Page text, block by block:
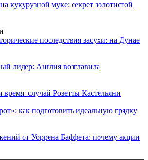
кукурузной муке: секрет золотистой
последствия засухи: на Дунае
лидер: Англия возглавила
случай Розетты Кастельяни
как подготовить идеальную грядку
от Уоррена Баффета: почему акции